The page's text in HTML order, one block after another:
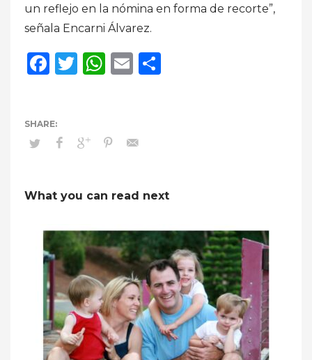
un reflejo en la nómina en forma de recorte”,
señala Encarni Álvarez.
Facebook
Twitter
WhatsApp
Email
What you can read next